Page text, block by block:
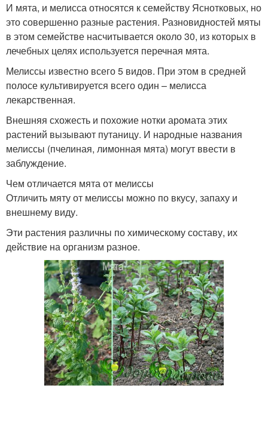
И мята, и мелисса относятся к семейству Яснотковых, но
это совершенно разные растения. Разновидностей мяты
в этом семействе насчитывается около 30, из которых в
лечебных целях используется перечная мята.
Мелиссы известно всего 5 видов. При этом в средней
полосе культивируется всего один – мелисса
лекарственная.
Внешняя схожесть и похожие нотки аромата этих
растений вызывают путаницу. И народные названия
мелиссы (пчелиная, лимонная мята) могут ввести в
заблуждение.
Чем отличается мята от мелиссы
Отличить мяту от мелиссы можно по вкусу, запаху и
внешнему виду.
Эти растения различны по химическому составу, их
действие на организм разное.